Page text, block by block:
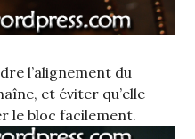
l’alignement du
et éviter qu’elle
le bloc facilement.